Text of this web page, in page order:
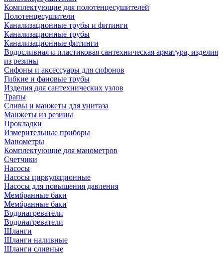
Комплектующие для полотенцесушителей
Полотенцесушители
Канализационные трубы и фитинги
Канализационные трубы
Канализационные фитинги
Водосливная и пластиковая сантехническая арматура, изделия
из резины
Сифоны и аксессуары для сифонов
Гибкие и фановые трубы
Изделия для сантехнических узлов
Трапы
Сливы и манжеты для унитаза
Манжеты из резины
Прокладки
Измерительные приборы
Манометры
Комплектующие для манометров
Счетчики
Насосы
Насосы циркуляционные
Насосы для повышения давления
Мембранные баки
Мембранные баки
Водонагреватели
Водонагреватели
Шланги
Шланги наливные
Шланги сливные